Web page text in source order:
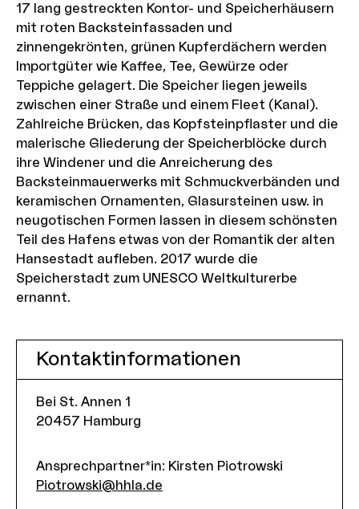
17 lang gestreckten Kontor- und Speicherhäusern
mit roten Backsteinfassaden und
zinnengekrönten, grünen Kupferdächern werden
Importgüter wie Kaffee, Tee, Gewürze oder
Teppiche gelagert. Die Speicher liegen jeweils
zwischen einer Straße und einem Fleet (Kanal).
Zahlreiche Brücken, das Kopfsteinpflaster und die
malerische Gliederung der Speicherblöcke durch
ihre Windener und die Anreicherung des
Backsteinmauerwerks mit Schmuckverbänden und
keramischen Ornamenten, Glasursteinen usw. in
neugotischen Formen lassen in diesem schönsten
Teil des Hafens etwas von der Romantik der alten
Hansestadt aufleben. 2017 wurde die
Speicherstadt zum UNESCO Weltkulturerbe
ernannt.
Kontaktinformationen
Bei St. Annen 1
20457 Hamburg
Ansprechpartner*in: Kirsten Piotrowski
Piotrowski@hhla.de